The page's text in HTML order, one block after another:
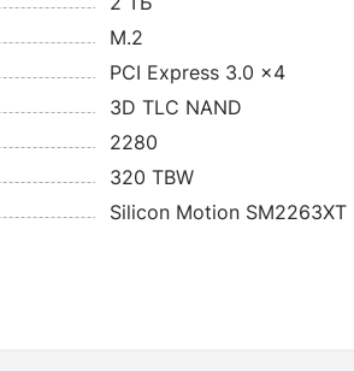
M.2
PCI Express 3.0 x4
3D TLC NAND
2280
320 TBW
Silicon Motion SM2263XT